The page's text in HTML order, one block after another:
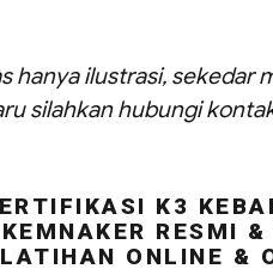
hanya ilustrasi,
silahkan hubungi
K3
RESMI
ONLINE &